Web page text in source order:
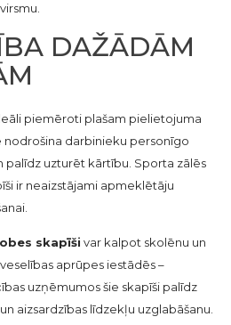
DAŽĀDĀM
piemēroti plašam pielietojuma
nodrošina darbinieku personīgo
palīdz uzturēt kārtību. Sporta zālēs
ir neaizstājami apmeklētāju
skapīši var kalpot skolēnu un
aprūpes iestādēs –
uzņēmumos šie skapīši palīdz
aizsardzības līdzekļu uzglabāšanu.